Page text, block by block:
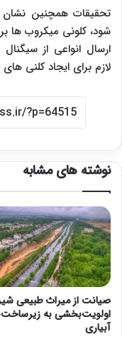
تحقیقات همچنین نشان
شود، کلونی میکروب ها
ارسال انواعی از
لازم برای ایجاد کلنی
نوشته های مشابه
صیانت از میراث طبیعی
اولویت‌بخشی به
آبیاری